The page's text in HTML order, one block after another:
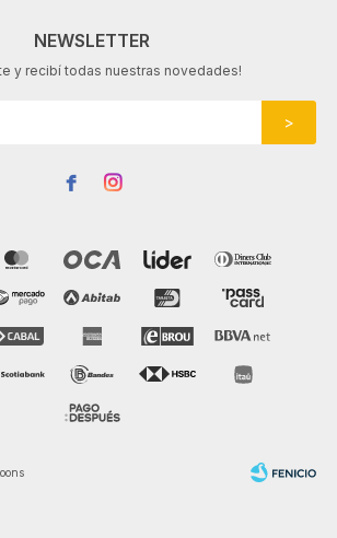
NEWSLETTER
y recibí todas nuestras novedades!
 